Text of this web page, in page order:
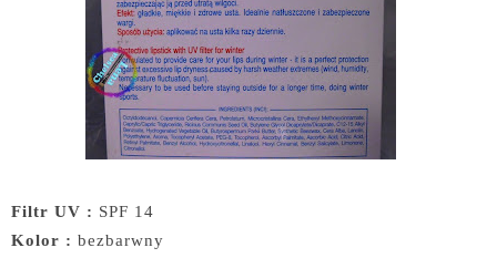
Filtr UV : SPF 14
Kolor : bezbarwny